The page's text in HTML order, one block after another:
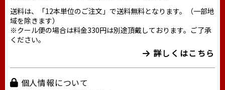
送料は、「12本単位のご注文」で送料無料となります。（一部地
域を除きます）
※クール便の場合は料金330円は別途頂戴しております。ご了承
ください。
詳しくはこちら
個人情報について